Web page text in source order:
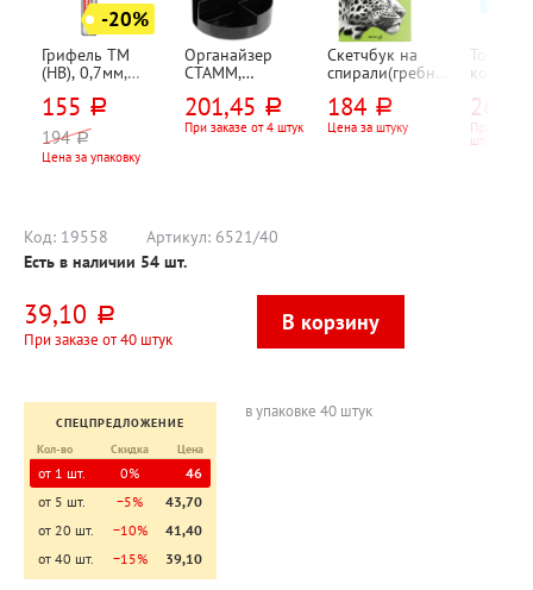
-20%
Грифель ТМ
(HB), 0,7мм,
"Высокополимер
ный (Hi-
Polymer)", 24шт
155 руб.
194 руб.
Цена за упаковку
Органайзер
СТАММ,
пластик, черный,
13см*13см*9см,
201,45 руб.
При заказе от 4 штук
Скетчбук на
спирали(гребне),
офсет, Светоч,
"Леопард", 80л,
184 руб.
Цена за штуку
Точилка
ассорти,
26,35
При
штук
Код: 19558 Артикул: 6521/40
Есть в наличии 54 шт.
39,10 руб.
При заказе от 40 штук
СПЕЦПРЕДЛОЖЕНИЕ
Кол-во
Скидка Цена
от 1 шт. 0%
46
от 5 шт.
−5%
43,70
от 20 шт.
−10%
41,40
от 40 шт.
−15% 39,10
в упаковке 40 штук